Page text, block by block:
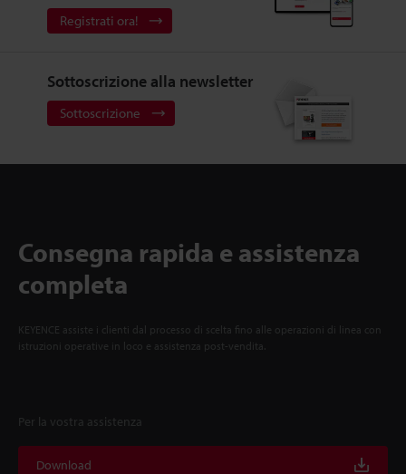
Registrati ora!
Sottoscrizione alla newsletter
Sottoscrizione
Consegna rapida e assistenza
completa
KEYENCE assiste i clienti dal processo di scelta fino alle operazioni di linea con
istruzioni operative in loco e assistenza post-vendita.
Per la vostra assistenza
Download